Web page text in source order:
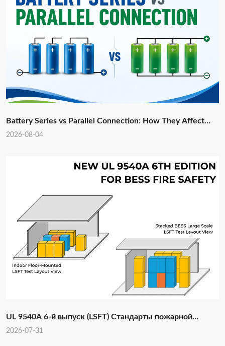
Battery Series vs Parallel Connection: How They Affect
Lithium Battery System Design
2026-08-04
UL 9540A 6-й выпуск (LSFT) Стандарты пожарной
безопасности для BESS и промышленных
2026-07-31